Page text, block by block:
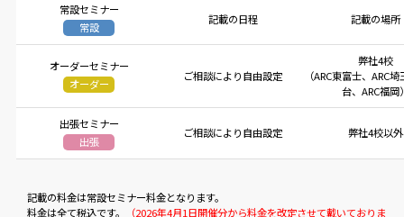
常設セミナー
常設
記載の日程 記載の場所
オーダーセミナー
オーダー
ご相談により自由設定
弊社4校
（ARC東富士、ARC
台、ARC福岡
出張セミナー
出張
ご相談により自由設定 弊社4校以外
記載の料金は常設セミナー料金となります。
料金は全て税込です。
（2026年4月1日開催分から料金を改定させて戴いておりま